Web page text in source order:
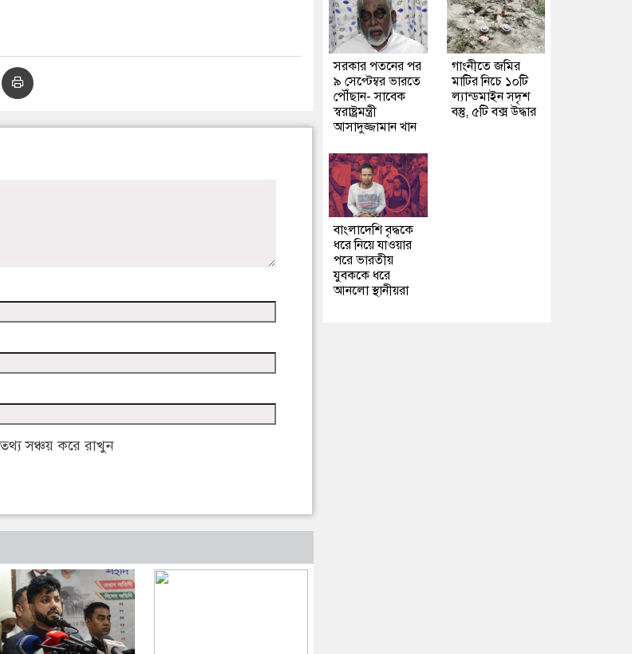
সঞ্চয় করে রাখুন
সরকার পতনের পর
৯ সেপ্টেম্বর ভারতে
পৌঁছান- সাবেক
স্বরাষ্ট্রমন্ত্রী
আসাদুজ্জামান খান
গাংনীতে জমির
মাটির নিচে ১০টি
ল্যান্ডমাইন সদৃশ
বস্তু, ৫টি বক্স উদ্ধার
বাংলাদেশি বৃদ্ধকে
ধরে নিয়ে যাওয়ার
পরে ভারতীয়
যুবককে ধরে
আনলো স্থানীয়রা